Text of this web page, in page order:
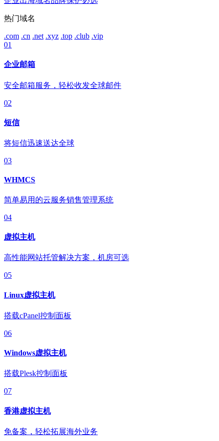
热门域名
.com .cn .net .xyz .top .club .vip
01
企业邮箱
安全邮箱服务，轻松收发全球邮件
02
短信
将短信迅速送达全球
03
WHMCS
简单易用的云服务销售管理系统
04
虚拟主机
高性能网站托管解决方案，机房可选
05
Linux虚拟主机
搭载cPanel控制面板
06
Windows虚拟主机
搭载Plesk控制面板
07
香港虚拟主机
免备案，轻松拓展海外业务